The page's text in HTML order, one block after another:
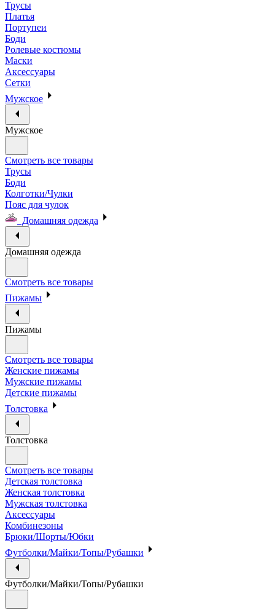
Трусы
Платья
Портупеи
Боди
Ролевые костюмы
Маски
Аксессуары
Сетки
Мужское
Мужское
Смотреть все товары
Трусы
Боди
Колготки/Чулки
Пояс для чулок
Домашняя одежда
Домашняя одежда
Смотреть все товары
Пижамы
Пижамы
Смотреть все товары
Женские пижамы
Мужские пижамы
Детские пижамы
Толстовка
Толстовка
Смотреть все товары
Детская толстовка
Женская толстовка
Мужская толстовка
Аксессуары
Комбинезоны
Брюки/Шорты/Юбки
Футболки/Майки/Топы/Рубашки
Футболки/Майки/Топы/Рубашки